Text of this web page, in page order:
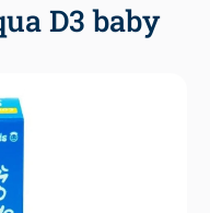
D3 baby